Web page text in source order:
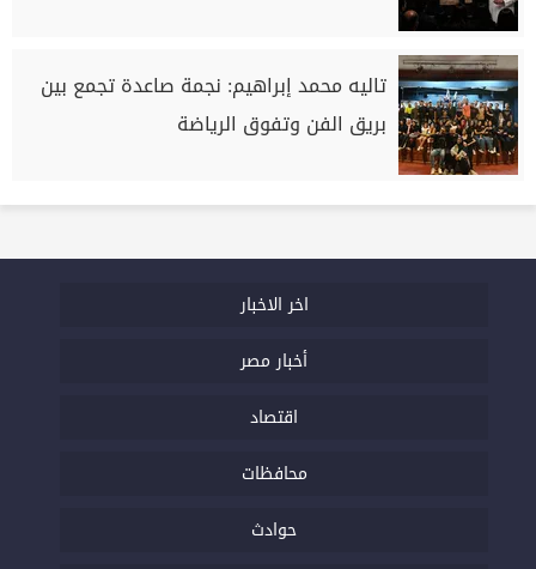
تاليه محمد إبراهيم: نجمة صاعدة تجمع بين
بريق الفن وتفوق الرياضة
اخر الاخبار
أخبار مصر
اقتصاد
محافظات
حوادث